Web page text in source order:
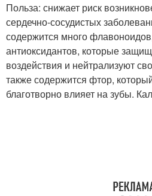
Польза: снижает риск
сердечно-сосудистых
содержится много
антиоксидантов, которые
воздействия и нейтрализуют
также содержится фтор,
благотворно влияет на зубы.